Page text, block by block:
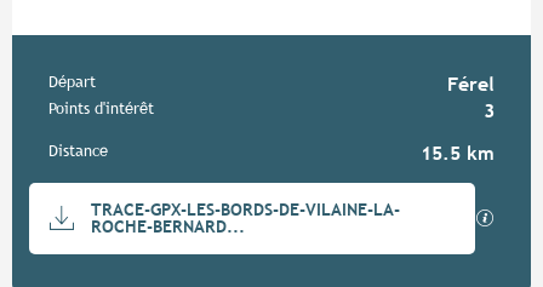
Informations pratiques
Départ Férel
Points d'intérêt 3
Distance 15.5 km
Documentation
TRACE-GPX-LES-BORDS-DE-VILAINE-LA-
ROCHE-BERNARD...